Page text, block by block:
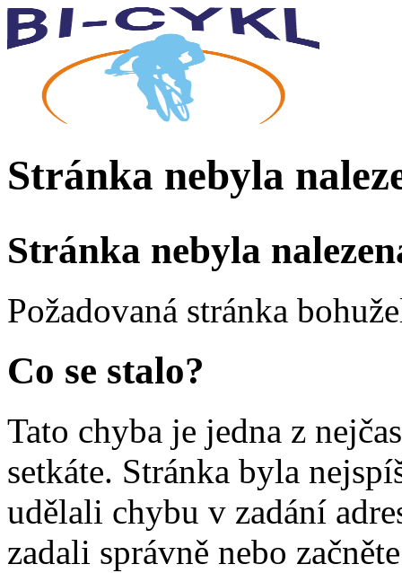
Stránka nebyla
Stránka nebyla
Požadovaná stránka
Co se stalo?
Tato chyba je jedna z
setkáte. Stránka byla
udělali chybu v zadání
zadali správně nebo